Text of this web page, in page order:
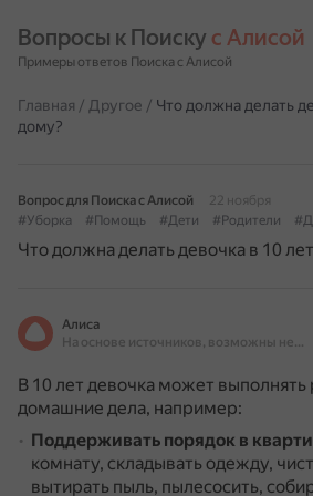
Вопросы к Поиску с Алисой
Примеры ответов Поиска с Алисой
Главная / Другое / Что должна делать
дому?
Вопрос для Поиска с Алисой
22 ноября
#Уборка
#Помощь #Дети #Родители
Что должна делать девочка в 10
Алиса
На основе источников, возможны неточности
В 10 лет девочка может выполнять
домашние дела, например:
Поддерживать порядок в
комнату, складывать одежду,
вытирать пыль, пылесосить,